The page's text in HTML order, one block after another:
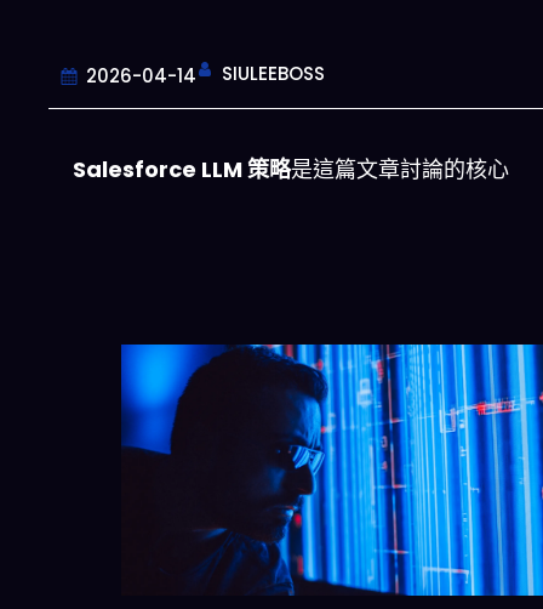
2026-04-14 SIULEEBOSS
Salesforce LLM 策略是這篇文章討論的核心